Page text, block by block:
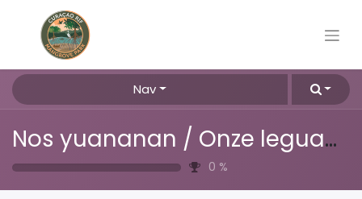
Nav
Nos yuananan / Onze leguanen
0 %